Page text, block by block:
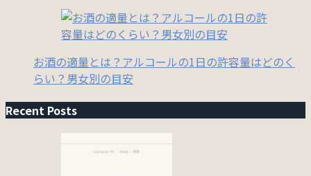
お酒の適量とは？アルコールの1日の許容量はどのく
らい？男女別の目安
Recent Posts